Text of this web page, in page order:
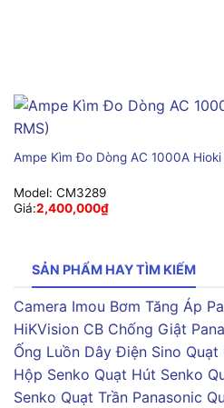
Ampe Kìm Đo Dòng AC 1000A
Model: CM3289
Giá:2,400,000₫
SẢN PHẨM HAY TÌM KIẾM
Camera Imou Bơm Tăng Áp
HiKVision CB Chống Giật
Ống Luồn Dây Điện Sino Quạt
Hộp Senko Quạt Hút Senko
Senko Quạt Trần Panasonic